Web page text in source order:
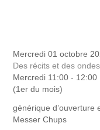
Mercredi 01 octobre
Des récits et des ondes
Mercredi 11:00 - 12:00
(1er du mois)
générique d’ouverture
Messer Chups